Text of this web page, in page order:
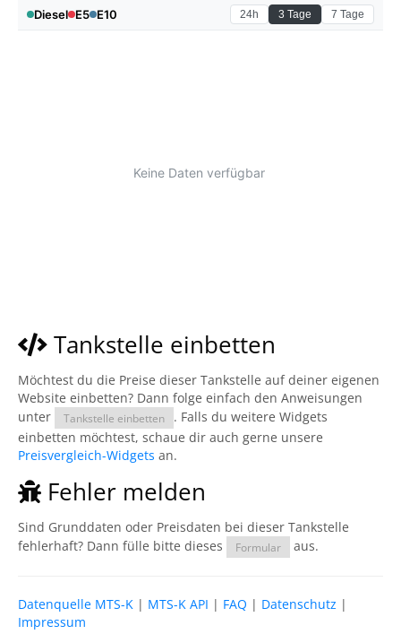
Tankstelle einbetten
Möchtest du die Preise dieser Tankstelle auf deiner eigenen
Website einbetten? Dann folge einfach den Anweisungen
unter
Tankstelle einbetten
. Falls du weitere Widgets
einbetten möchtest, schaue dir auch gerne unsere
Preisvergleich-Widgets an.
Fehler melden
Sind Grunddaten oder Preisdaten bei dieser Tankstelle
fehlerhaft? Dann fülle bitte dieses
Formular aus.
Datenquelle MTS-K | MTS-K API | FAQ | Datenschutz |
Impressum